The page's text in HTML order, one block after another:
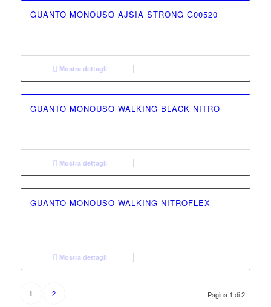
GUANTO MONOUSO AJSIA STRONG G00520
Mostra dettagli
GUANTO MONOUSO WALKING BLACK NITRO
Mostra dettagli
GUANTO MONOUSO WALKING NITROFLEX
Mostra dettagli
Pagina 1 di 2
1 2